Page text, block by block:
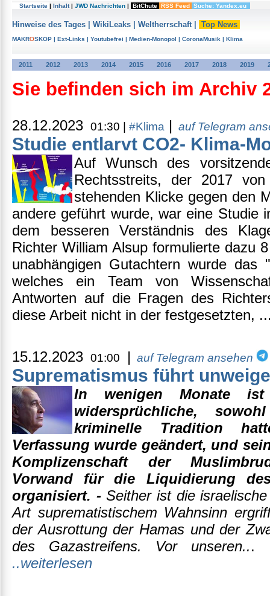
Startseite | Inhalt| JWD Nachrichten | BitChute RSS Feed Suche: Yandex.eu
Hinweise des Tages WikiLeaks Weltherrschaft Top News
MAKROSKOP | Ext-Links | Youtubefrei | Medien-Monopol | CoronaMusik | Klima
2011 2012 2013 2014 2015 2016 2017 2018 2019
Sie befinden sich im Archiv
28.12.2023 01:30 | #Klima | auf Telegram
Studie entlarvt CO2- Klima-
Auf Wunsch des
Rechtsstreits, der 2017
stehenden Klicke gegen den
andere geführt wurde, war eine Studie
dem besseren Verständnis des
Richter William Alsup formulierte dazu
unabhängigen Gutachtern wurde das
welches ein Team von
Antworten auf die Fragen des
diese Arbeit nicht in der festgesetzten,
15.12.2023 01:00 | auf Telegram ansehen
Suprematismus führt
In wenigen Monate
widersprüchliche,
kriminelle Tradition
Verfassung wurde geändert, und
Komplizenschaft der
Vorwand für die Liquidierung
organisiert. -Seither ist die
Art suprematistischem Wahnsinn
der Ausrottung der Hamas und der
des Gazastreifens. Vor unseren...
..weiterlesen